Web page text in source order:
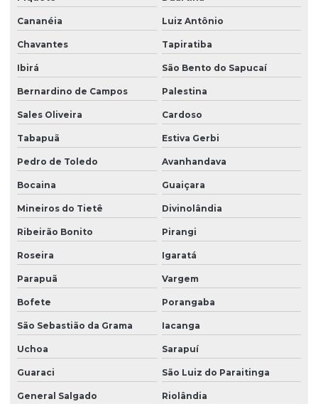
Cananéia Luiz Antônio
Chavantes Tapiratiba
Ibirá São Bento do Sapucaí
Bernardino de Campos Palestina
Sales Oliveira Cardoso
Tabapuã Estiva Gerbi
Pedro de Toledo Avanhandava
Bocaina Guaiçara
Mineiros do Tietê Divinolândia
Ribeirão Bonito Pirangi
Roseira Igaratá
Parapuã Vargem
Bofete Porangaba
São Sebastião da Grama Iacanga
Uchoa Sarapuí
Guaraci São Luiz do Paraitinga
General Salgado Riolândia